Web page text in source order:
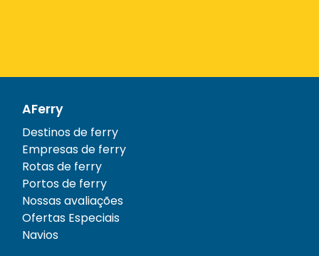
AFerry
Destinos de ferry
Empresas de ferry
Rotas de ferry
Portos de ferry
Nossas avaliações
Ofertas Especiais
Navios